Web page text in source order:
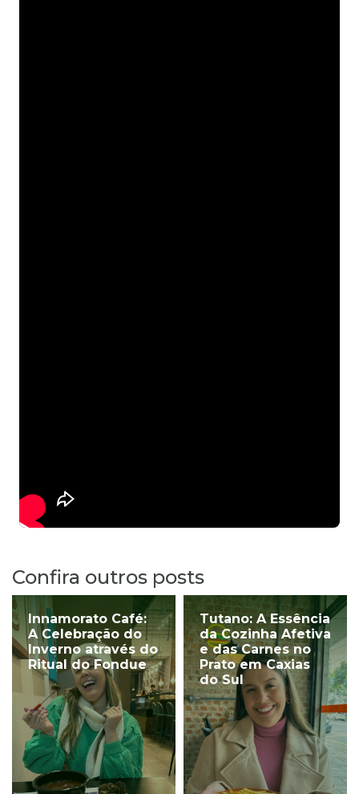
Confira outros posts
Innamorato Café:
A Celebração do
Inverno através do
Ritual do Fondue
Tutano: A Essência
da Cozinha Afetiva
e das Carnes no
Prato em Caxias
do Sul